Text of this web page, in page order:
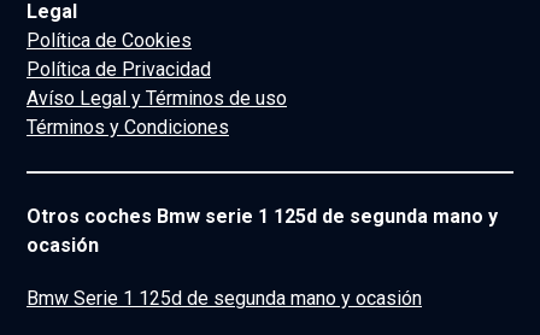
Legal
Política de Cookies
Política de Privacidad
Avíso Legal y Términos de uso
Términos y Condiciones
Otros coches Bmw serie 1 125d de segunda mano y
ocasión
Bmw Serie 1 125d de segunda mano y ocasión